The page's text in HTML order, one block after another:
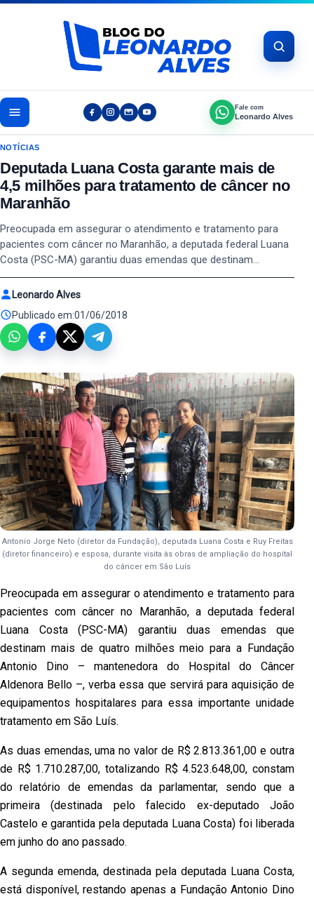
Pular para o conteúdo
Fale com
Leonardo Alves
NOTÍCIAS
Deputada Luana Costa garante mais de
4,5 milhões para tratamento de câncer no
Maranhão
Preocupada em assegurar o atendimento e tratamento para
pacientes com câncer no Maranhão, a deputada federal Luana
Costa (PSC-MA) garantiu duas emendas que destinam…
Leonardo Alves
Publicado em:01/06/2018
Antonio Jorge Neto (diretor da Fundação), deputada Luana Costa e Ruy Freitas
(diretor financeiro) e esposa, durante visita às obras de ampliação do hospital
do câncer em São Luís
Preocupada em assegurar o atendimento e tratamento para
pacientes com câncer no Maranhão, a deputada federal
Luana Costa (PSC-MA) garantiu duas emendas que
destinam mais de quatro milhões meio para a Fundação
Antonio Dino – mantenedora do Hospital do Câncer
Aldenora Bello –, verba essa que servirá para aquisição de
equipamentos hospitalares para essa importante unidade
tratamento em São Luís.
As duas emendas, uma no valor de R$ 2.813.361,00 e outra
de R$ 1.710.287,00, totalizando R$ 4.523.648,00, constam
do relatório de emendas da parlamentar, sendo que a
primeira (destinada pelo falecido ex-deputado João
Castelo e garantida pela deputada Luana Costa) foi liberada
em junho do ano passado.
A segunda emenda, destinada pela deputada Luana Costa,
está disponível, restando apenas a Fundação Antonio Dino